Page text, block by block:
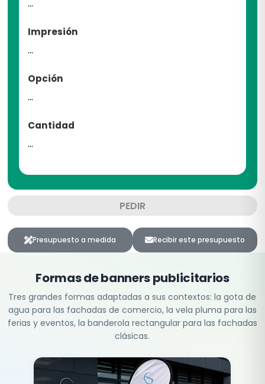
...
Impresión
...
Opción
...
Cantidad
...
PEDIR
Presupuesto a medida Recibir este presupuesto
Formas de banners publicitarios
Tres grandes formas adaptadas a sus contextos: la gota de
agua para las fachadas de comercio, la vela pluma para las
ferias y eventos, la banderola rectangular para las fachadas
clásicas.